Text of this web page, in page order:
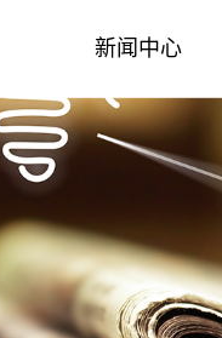
新闻中心